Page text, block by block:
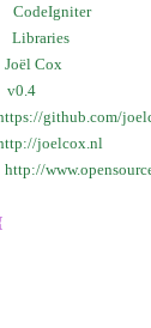
CodeIgniter
Libraries
Joël Cox
v0.4
github.com/
joelcox.nl
http://